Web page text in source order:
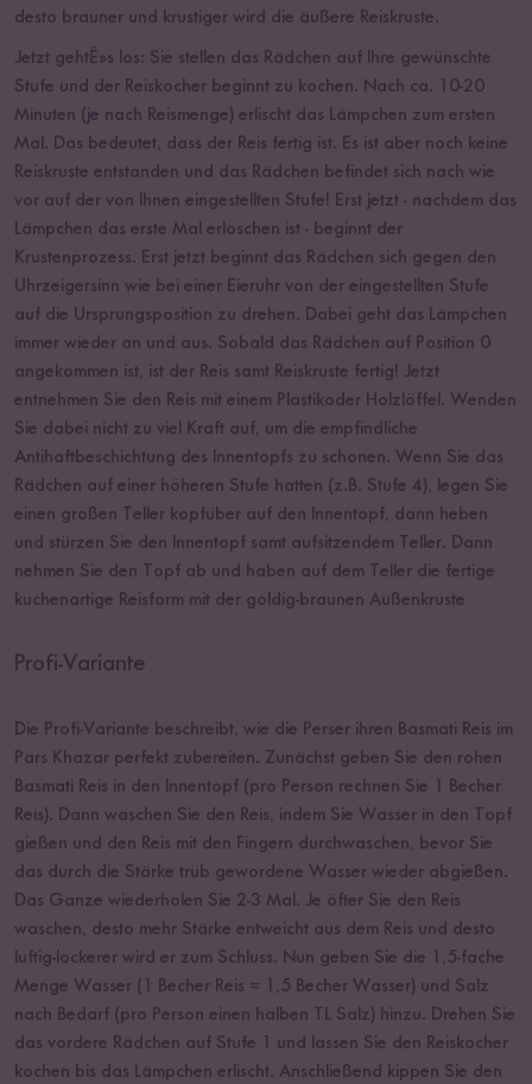
desto brauner und krustiger wird die äußere Reiskruste.
Jetzt gehtÊ»s los: Sie stellen das Rädchen auf Ihre gewünschte
Stufe und der Reiskocher beginnt zu kochen. Nach ca. 10-20
Minuten (je nach Reismenge) erlischt das Lämpchen zum ersten
Mal. Das bedeutet, dass der Reis fertig ist. Es ist aber noch keine
Reiskruste entstanden und das Rädchen befindet sich nach wie
vor auf der von Ihnen eingestellten Stufe! Erst jetzt - nachdem das
Lämpchen das erste Mal erloschen ist - beginnt der
Krustenprozess. Erst jetzt beginnt das Rädchen sich gegen den
Uhrzeigersinn wie bei einer Eieruhr von der eingestellten Stufe
auf die Ursprungsposition zu drehen. Dabei geht das Lämpchen
immer wieder an und aus. Sobald das Rädchen auf Position 0
angekommen ist, ist der Reis samt Reiskruste fertig! Jetzt
entnehmen Sie den Reis mit einem Plastikoder Holzlöffel. Wenden
Sie dabei nicht zu viel Kraft auf, um die empfindliche
Antihaftbeschichtung des Innentopfs zu schonen. Wenn Sie das
Rädchen auf einer höheren Stufe hatten (z.B. Stufe 4), legen Sie
einen großen Teller kopfüber auf den Innentopf, dann heben
und stürzen Sie den Innentopf samt aufsitzendem Teller. Dann
nehmen Sie den Topf ab und haben auf dem Teller die fertige
kuchenartige Reisform mit der goldig-braunen Außenkruste
Profi-Variante
Die Profi-Variante beschreibt, wie die Perser ihren Basmati Reis im
Pars Khazar perfekt zubereiten. Zunächst geben Sie den rohen
Basmati Reis in den Innentopf (pro Person rechnen Sie 1 Becher
Reis). Dann waschen Sie den Reis, indem Sie Wasser in den Topf
gießen und den Reis mit den Fingern durchwaschen, bevor Sie
das durch die Stärke trüb gewordene Wasser wieder abgießen.
Das Ganze wiederholen Sie 2-3 Mal. Je öfter Sie den Reis
waschen, desto mehr Stärke entweicht aus dem Reis und desto
luftig-lockerer wird er zum Schluss. Nun geben Sie die 1,5-fache
Menge Wasser (1 Becher Reis = 1,5 Becher Wasser) und Salz
nach Bedarf (pro Person einen halben TL Salz) hinzu. Drehen Sie
das vordere Rädchen auf Stufe 1 und lassen Sie den Reiskocher
kochen bis das Lämpchen erlischt. Anschließend kippen Sie den